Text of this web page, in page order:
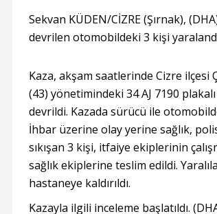
Sekvan KÜDEN/CİZRE (Şırnak),
devrilen otomobildeki 3 kişi
Kaza, akşam saatlerinde Cizre ilçesi
(43) yönetimindeki 34 AJ 7190
devrildi. Kazada sürücü ile
İhbar üzerine olay yerine sağlık,
sıkışan 3 kişi, itfaiye ekiplerinin
sağlık ekiplerine teslim edildi.
hastaneye kaldırıldı.
Kazayla ilgili inceleme başlatıldı.